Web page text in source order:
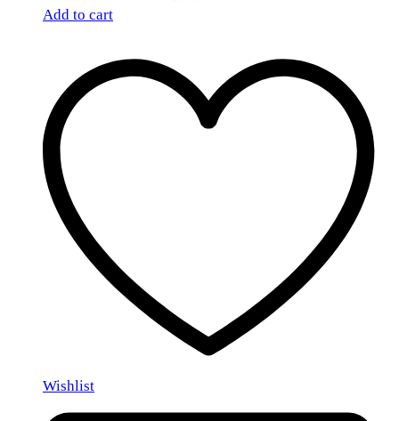
Add to cart
Wishlist